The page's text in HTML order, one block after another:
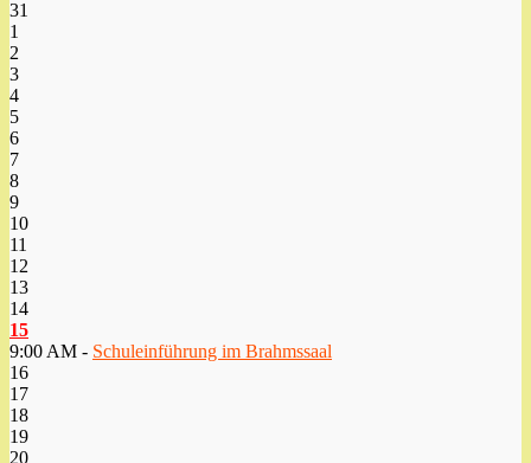
31
1
2
3
4
5
6
7
8
9
10
11
12
13
14
15
9:00 AM - Schuleinführung im Brahmssaal
16
17
18
19
20